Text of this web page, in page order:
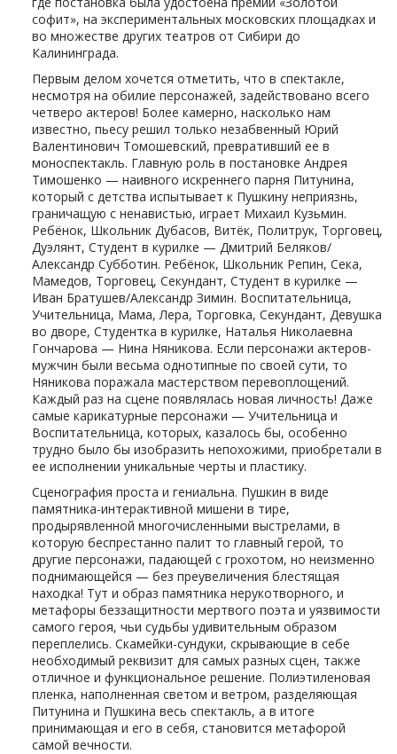
софит», на экспериментальных московских площадках и
во множестве других театров от Сибири до
Калининграда.
Первым делом хочется отметить, что в спектакле,
несмотря на обилие персонажей, задействовано всего
четверо актеров! Более камерно, насколько нам
известно, пьесу решил только незабвенный Юрий
Валентинович Томошевский, превративший ее в
моноспектакль. Главную роль в постановке Андрея
Тимошенко — наивного искреннего парня Питунина,
который с детства испытывает к Пушкину неприязнь,
граничащую с ненавистью, играет Михаил Кузьмин.
Ребёнок, Школьник Дубасов, Витёк, Политрук, Торговец,
Дуэлянт, Студент в курилке — Дмитрий Беляков/
Александр Субботин. Ребёнок, Школьник Репин, Сека,
Мамедов, Торговец, Секундант, Студент в курилке —
Иван Братушев/Александр Зимин. Воспитательница,
Учительница, Мама, Лера, Торговка, Секундант, Девушка
во дворе, Студентка в курилке, Наталья Николаевна
Гончарова — Нина Няникова. Если персонажи актеров-
мужчин были весьма однотипные по своей сути, то
Няникова поражала мастерством перевоплощений.
Каждый раз на сцене появлялась новая личность! Даже
самые карикатурные персонажи — Учительница и
Воспитательница, которых, казалось бы, особенно
трудно было бы изобразить непохожими, приобретали в
ее исполнении уникальные черты и пластику.
Сценография проста и гениальна. Пушкин в виде
памятника-интерактивной мишени в тире,
продырявленной многочисленными выстрелами, в
которую беспрестанно палит то главный герой, то
другие персонажи, падающей с грохотом, но неизменно
поднимающейся — без преувеличения блестящая
находка! Тут и образ памятника нерукотворного, и
метафоры беззащитности мертвого поэта и уязвимости
самого героя, чьи судьбы удивительным образом
переплелись. Скамейки-сундуки, скрывающие в себе
необходимый реквизит для самых разных сцен, также
отличное и функциональное решение. Полиэтиленовая
пленка, наполненная светом и ветром, разделяющая
Питунина и Пушкина весь спектакль, а в итоге
принимающая и его в себя, становится метафорой
самой вечности.